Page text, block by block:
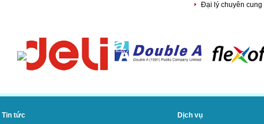
Đại lý chuyên
Tin tức
Dịch vụ